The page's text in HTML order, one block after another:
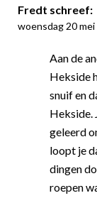
Fredt schreef:
woensdag 20
Aan de
Hekside
snuif en
Hekside.
geleerd
loopt je
dingen
roepen